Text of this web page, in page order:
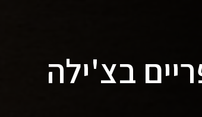
בצ'ילה